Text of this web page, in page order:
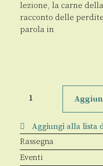
lezione, la carne
racconto delle
parola in
parola
Aggiungi alla lista
Rassegna
Eventi